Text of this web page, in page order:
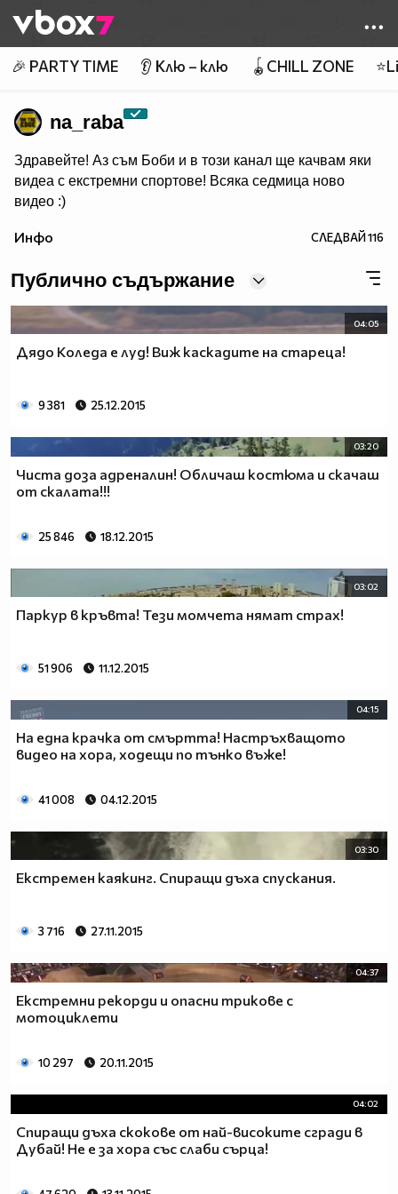
👾
🎉 PARTY TIME 👂 Клю – клю 🪀CHILL ZONE
na_raba
Здравейте! Аз съм Боби и в този канал ще качвам яки
видеа с екстремни спортове! Всяка седмица ново
видео :)
Инфо СЛЕДВАЙ116
Публично съдържание
04:05
Дядо Коледа е луд! Виж каскадите на стареца!
9 381 25.12.2015
03:20
Чиста доза адреналин! Oбличаш костюма и скачаш
от скалата!!!
25 846 18.12.2015
03:02
Паркур в кръвта! Тези момчета нямат страх!
51 906 11.12.2015
04:15
На една крачка от смъртта! Настръхващото
видео на хора, ходещи по тънко въже!
41 008 04.12.2015
03:30
Екстремен каякинг. Спиращи дъха спускания.
3 716 27.11.2015
04:37
Екстремни рекорди и опасни трикове с
мотоциклети
10 297 20.11.2015
04:02
Спиращи дъха скокове от най-високите сгради в
Дубай! Не е за хора със слаби сърца!